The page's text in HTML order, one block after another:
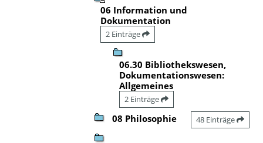
06 Information und
Dokumentation
2 Einträge
06.30 Bibliothekswesen,
Dokumentationswesen:
Allgemeines
2 Einträge
08 Philosophie 48 Einträge